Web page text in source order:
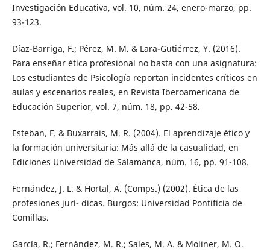
Investigación Educativa, vol. 10, núm. 24, enero-marzo, pp.
93-123.
Díaz-Barriga, F.; Pérez, M. M. & Lara-Gutiérrez, Y. (2016).
Para enseñar ética profesional no basta con una asignatura:
Los estudiantes de Psicología reportan incidentes críticos en
aulas y escenarios reales, en Revista Iberoamericana de
Educación Superior, vol. 7, núm. 18, pp. 42-58.
Esteban, F. & Buxarrais, M. R. (2004). El aprendizaje ético y
la formación universitaria: Más allá de la casualidad, en
Ediciones Universidad de Salamanca, núm. 16, pp. 91-108.
Fernández, J. L. & Hortal, A. (Comps.) (2002). Ética de las
profesiones jurí- dicas. Burgos: Universidad Pontificia de
Comillas.
García, R.; Fernández, M. R.; Sales, M. A. & Moliner, M. O.